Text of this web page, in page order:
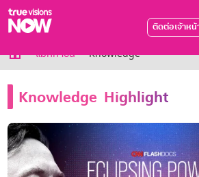
ติดต่อเจ้าหน้
True AF2026
แพ็กเกจ
NOW FOOTBALL
NOW BUNDLES
NOW Muay Thai
All Package
แม็กกาซีน Knowledge
Knowledge Highlight